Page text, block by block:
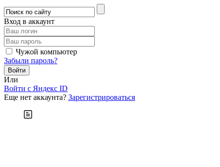
Вход в аккаунт
Чужой компьютер
Забыли пароль?
Или
Войти c Яндекс ID
Еще нет аккаунта? Зарегистрироваться